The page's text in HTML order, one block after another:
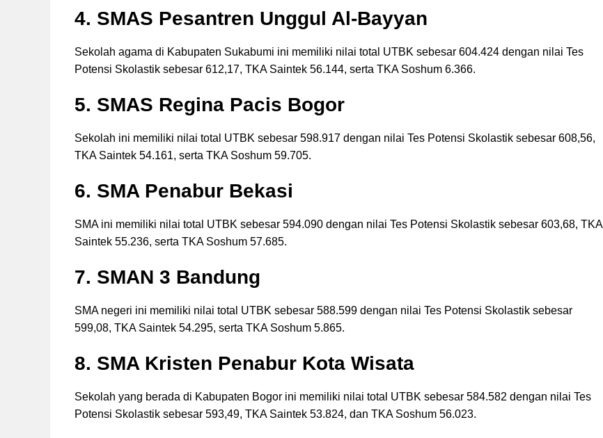
4. SMAS Pesantren Unggul Al-Bayyan
Sekolah agama di Kabupaten Sukabumi ini memiliki nilai total UTBK sebesar 604.424 dengan nilai Tes
Potensi Skolastik sebesar 612,17, TKA Saintek 56.144, serta TKA Soshum 6.366.
5. SMAS Regina Pacis Bogor
Sekolah ini memiliki nilai total UTBK sebesar 598.917 dengan nilai Tes Potensi Skolastik sebesar 608,56,
TKA Saintek 54.161, serta TKA Soshum 59.705.
6. SMA Penabur Bekasi
SMA ini memiliki nilai total UTBK sebesar 594.090 dengan nilai Tes Potensi Skolastik sebesar 603,68, TKA
Saintek 55.236, serta TKA Soshum 57.685.
7. SMAN 3 Bandung
SMA negeri ini memiliki nilai total UTBK sebesar 588.599 dengan nilai Tes Potensi Skolastik sebesar
599,08, TKA Saintek 54.295, serta TKA Soshum 5.865.
8. SMA Kristen Penabur Kota Wisata
Sekolah yang berada di Kabupaten Bogor ini memiliki nilai total UTBK sebesar 584.582 dengan nilai Tes
Potensi Skolastik sebesar 593,49, TKA Saintek 53.824, dan TKA Soshum 56.023.